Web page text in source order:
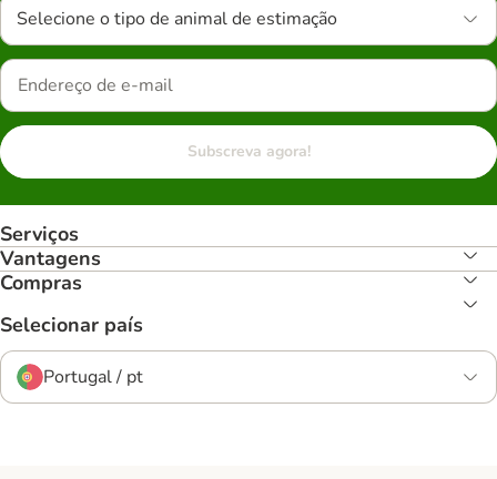
Selecione o tipo de animal de estimação
Subscreva agora!
Serviços
Vantagens
Compras
Selecionar país
Portugal / pt